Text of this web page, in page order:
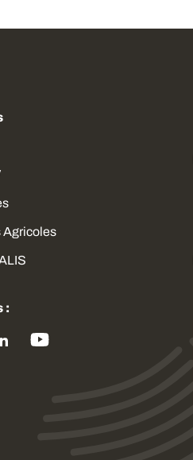
Agricoles
: